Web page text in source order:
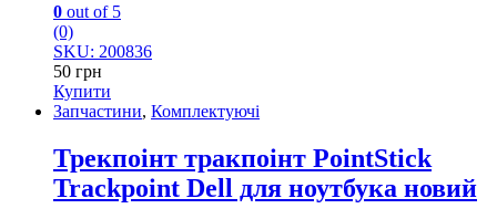
0 out of 5
(0)
SKU: 200836
50 грн
Купити
Запчастини, Комплектуючі
Трекпоінт тракпоінт PointStick
Trackpoint Dell для ноутбука новий